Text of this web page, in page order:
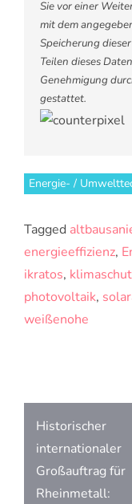
Sie vor einer
mit dem
Speicherung
Teilen dieses
Genehmigung
gestattet.
Energie- /
Tagged
energieeffizienz,
ikratos,
photovoltaik,
weißenohe
Historischer
internationaler
Großauftrag für
Rheinmetall: